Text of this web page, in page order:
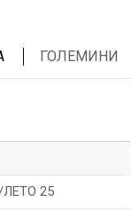
ГОЛЕМИНИ
25